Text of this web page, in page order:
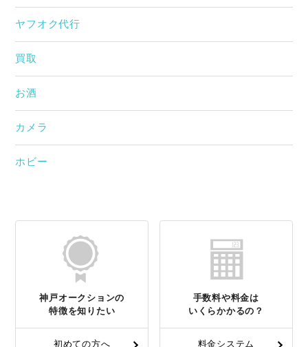
ヤフオク代行
買取
お酒
カメラ
ホビー
神戸オークションの
特徴を知りたい
初めての方へ
手数料や料金は
いくらかかるの？
料金システム